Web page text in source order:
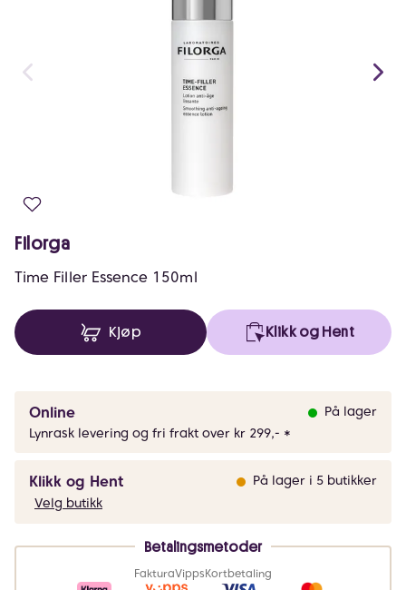
Filorga
Time Filler Essence 150ml
Kjøp Klikk og Hent
Online
På lager
Lynrask levering og fri frakt over kr 299,- *
Klikk og Hent
På lager i 5 butikker
Velg butikk
Betalingsmetoder
FakturaVippsKortbetaling